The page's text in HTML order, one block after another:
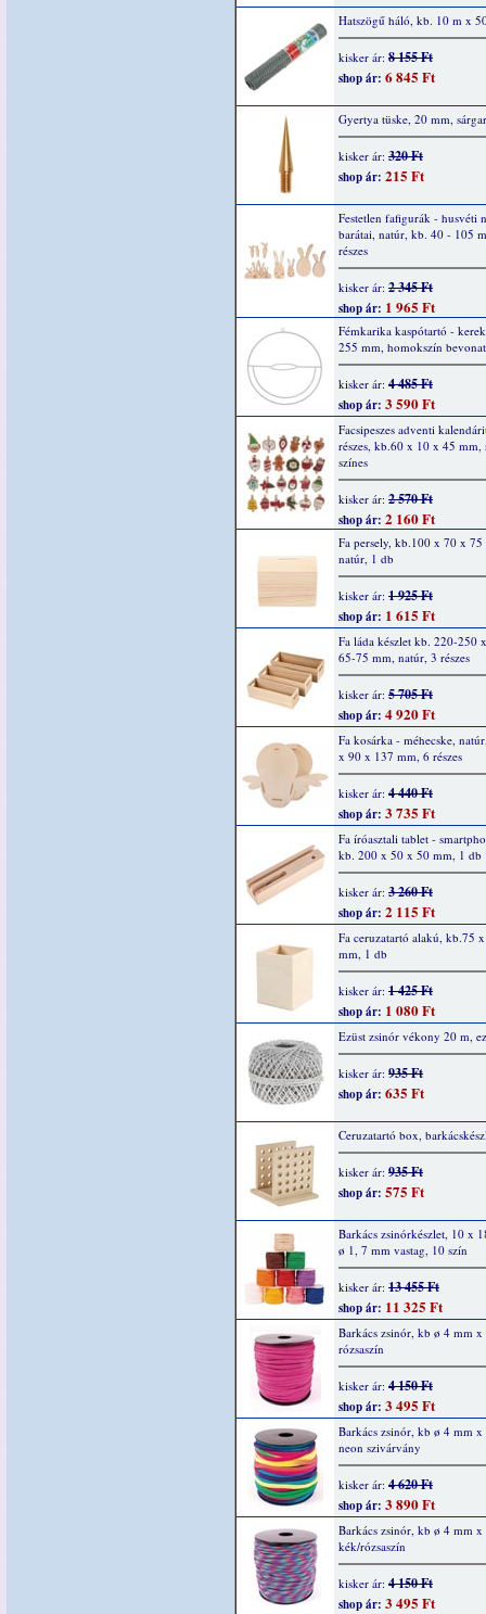
Hatszögű háló, kb. 10 m x
kisker ár: 8 155 Ft
shop ár: 6 845 Ft
Gyertya tüske, 20 mm,
kisker ár: 320 Ft
shop ár: 215 Ft
Festetlen fafigurák - husvéti
barátai, natúr, kb. 40 - 105
részes
kisker ár: 2 345 Ft
shop ár: 1 965 Ft
Fémkarika kaspótartó -
255 mm, homokszín
kisker ár: 4 485 Ft
shop ár: 3 590 Ft
Facsipeszes adventi
részes, kb.60 x 10 x 45 mm,
színes
kisker ár: 2 570 Ft
shop ár: 2 160 Ft
Fa persely, kb.100 x 70 x 75
natúr, 1 db
kisker ár: 1 925 Ft
shop ár: 1 615 Ft
Fa láda készlet kb. 220-250
65-75 mm, natúr, 3 részes
kisker ár: 5 705 Ft
shop ár: 4 920 Ft
Fa kosárka - méhecske,
x 90 x 137 mm, 6 részes
kisker ár: 4 440 Ft
shop ár: 3 735 Ft
Fa íróasztali tablet -
kb. 200 x 50 x 50 mm, 1 db
kisker ár: 3 260 Ft
shop ár: 2 115 Ft
Fa ceruzatartó alakú, kb.75
mm, 1 db
kisker ár: 1 425 Ft
shop ár: 1 080 Ft
Ezüst zsinór vékony 20 m,
kisker ár: 935 Ft
shop ár: 635 Ft
Ceruzatartó box,
kisker ár: 935 Ft
shop ár: 575 Ft
Barkács zsinórkészlet, 10 x
ø 1, 7 mm vastag, 10 szín
kisker ár: 13 455 Ft
shop ár: 11 325 Ft
Barkács zsinór, kb ø 4 mm
rózsaszín
kisker ár: 4 150 Ft
shop ár: 3 495 Ft
Barkács zsinór, kb ø 4 mm
neon szivárvány
kisker ár: 4 620 Ft
shop ár: 3 890 Ft
Barkács zsinór, kb ø 4 mm
kék/rózsaszín
kisker ár: 4 150 Ft
shop ár: 3 495 Ft